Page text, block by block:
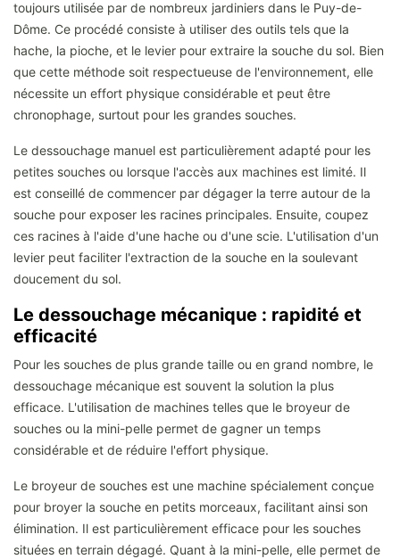
toujours utilisée par de nombreux jardiniers dans le Puy-de-
Dôme. Ce procédé consiste à utiliser des outils tels que la
hache, la pioche, et le levier pour extraire la souche du sol. Bien
que cette méthode soit respectueuse de l'environnement, elle
nécessite un effort physique considérable et peut être
chronophage, surtout pour les grandes souches.
Le dessouchage manuel est particulièrement adapté pour les
petites souches ou lorsque l'accès aux machines est limité. Il
est conseillé de commencer par dégager la terre autour de la
souche pour exposer les racines principales. Ensuite, coupez
ces racines à l'aide d'une hache ou d'une scie. L'utilisation d'un
levier peut faciliter l'extraction de la souche en la soulevant
doucement du sol.
Le dessouchage mécanique : rapidité et
efficacité
Pour les souches de plus grande taille ou en grand nombre, le
dessouchage mécanique est souvent la solution la plus
efficace. L'utilisation de machines telles que le broyeur de
souches ou la mini-pelle permet de gagner un temps
considérable et de réduire l'effort physique.
Le broyeur de souches est une machine spécialement conçue
pour broyer la souche en petits morceaux, facilitant ainsi son
élimination. Il est particulièrement efficace pour les souches
situées en terrain dégagé. Quant à la mini-pelle, elle permet de